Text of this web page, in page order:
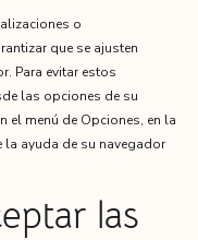
o
que se ajusten
Para evitar estos
las opciones de su
el menú de Opciones, en la
la ayuda de su navegador
las